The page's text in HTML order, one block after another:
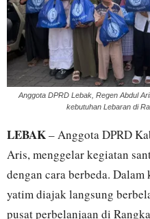
Anggota DPRD Lebak, Regen Abdul
kebutuhan Lebaran di
LEBAK– Anggota DPRD
Aris, menggelar kegiatan
dengan cara berbeda.
yatim diajak langsung
pusat perbelanjaan di